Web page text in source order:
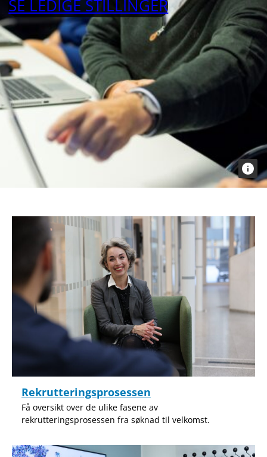
SE LEDIGE STILLINGER
Rekrutteringsprosessen
Få oversikt over de ulike fasene av
rekrutteringsprosessen fra søknad til velkomst.